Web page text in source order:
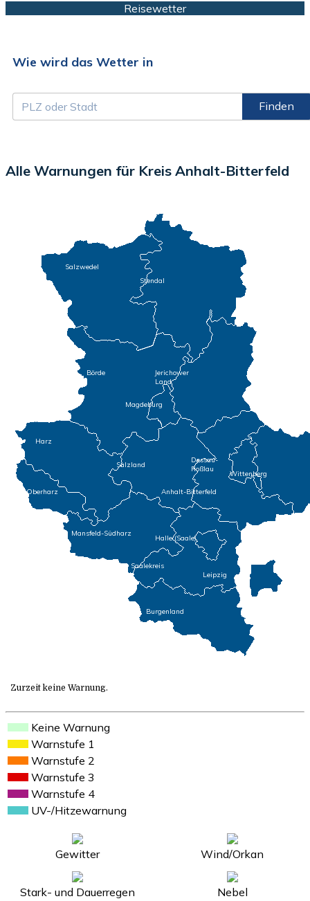
Reisewetter
Wie wird das Wetter in
Finden
Alle Warnungen für Kreis Anhalt-Bitterfeld
Salzwedel
Stendal
Börde
Jerichower
Land
Magdeburg
Salzland
Harz
Oberharz
Mansfeld-Südharz
Anhalt-Bitterfeld
Dessau-
Roßlau
Wittenberg
Saalekreis
Burgenland
Halle (Saale)
Leipzig
Zurzeit keine Warnung.
Keine Warnung
Warnstufe 1
Warnstufe 2
Warnstufe 3
Warnstufe 4
UV-/Hitzewarnung
Gewitter Wind/Orkan
Stark- und Dauerregen Nebel